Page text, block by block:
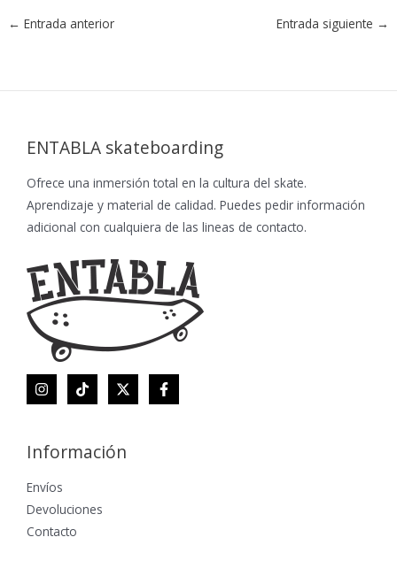
← Entrada anterior Entrada siguiente →
ENTABLA skateboarding
Ofrece una inmersión total en la cultura del skate.
Aprendizaje y material de calidad. Puedes pedir información
adicional con cualquiera de las lineas de contacto.
Información
Envíos
Devoluciones
Contacto